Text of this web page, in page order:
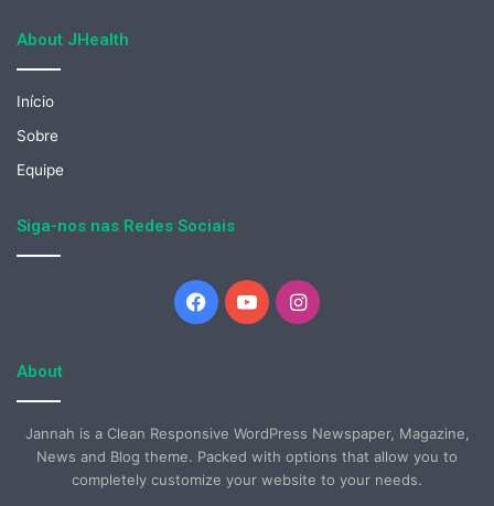
About JHealth
Início
Sobre
Equipe
Siga-nos nas Redes Sociais
Facebook
YouTubeInstagram
About
Jannah is a Clean Responsive WordPress Newspaper, Magazine,
News and Blog theme. Packed with options that allow you to
completely customize your website to your needs.